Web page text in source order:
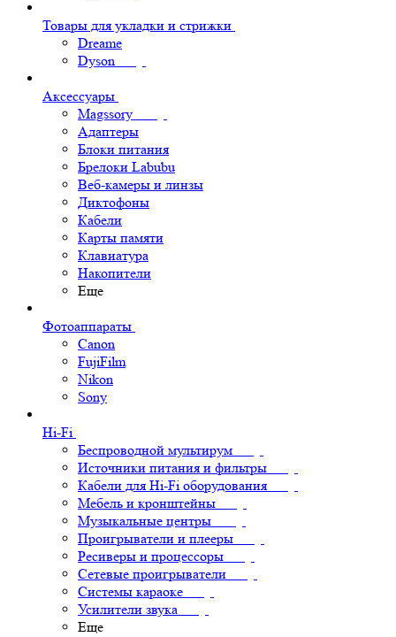
Товары для укладки и стрижки
Dreame
Dyson
Аксессуары
Magssory
Адаптеры
Блоки питания
Брелоки Labubu
Веб-камеры и линзы
Диктофоны
Кабели
Карты памяти
Клавиатура
Накопители
Еще
Фотоаппараты
Canon
FujiFilm
Nikon
Sony
Hi-Fi
Беспроводной мультирум
Источники питания и фильтры
Кабели для Hi-Fi оборудования
Мебель и кронштейны
Музыкальные центры
Проигрыватели и плееры
Ресиверы и процессоры
Сетевые проигрыватели
Системы караоке
Усилители звука
Еще